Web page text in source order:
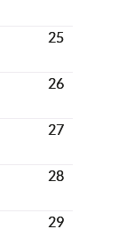
25
26
27
28
29